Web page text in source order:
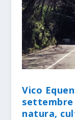
Vico
natura,